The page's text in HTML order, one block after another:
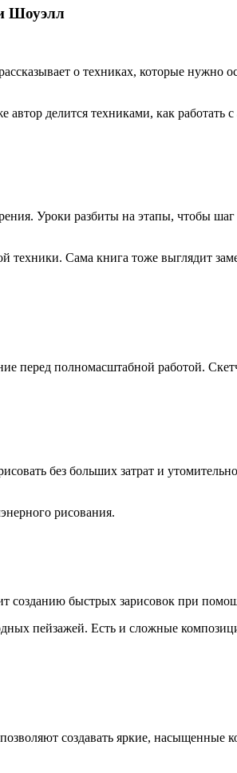
Шоуэлл
о техниках, которые нужно
делится техниками, как работать
Уроки разбиты на этапы, чтобы шаг
техники. Сама книга тоже выглядит
перед полномасштабной работой.
без больших затрат и
рисования.
созданию быстрых зарисовок при
пейзажей. Есть и сложные
создавать яркие, насыщенные